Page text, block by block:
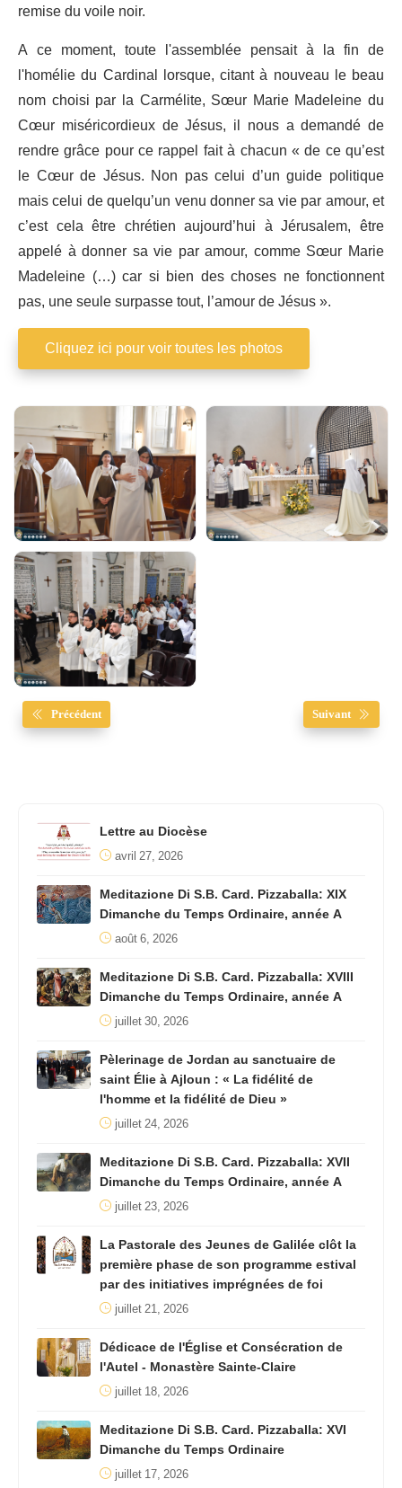
remise du voile noir.
A ce moment, toute l'assemblée pensait à la fin de
l'homélie du Cardinal lorsque, citant à nouveau le beau
nom choisi par la Carmélite, Sœur Marie Madeleine du
Cœur miséricordieux de Jésus, il nous a demandé de
rendre grâce pour ce rappel fait à chacun « de ce qu’est
le Cœur de Jésus. Non pas celui d’un guide politique
mais celui de quelqu’un venu donner sa vie par amour, et
c’est cela être chrétien aujourd’hui à Jérusalem, être
appelé à donner sa vie par amour, comme Sœur Marie
Madeleine (…) car si bien des choses ne fonctionnent
pas, une seule surpasse tout, l’amour de Jésus ».
Cliquez ici pour voir toutes les photos
Précédent Suivant
Lettre au Diocèse
avril 27, 2026
Meditazione Di S.B. Card. Pizzaballa: XIX
Dimanche du Temps Ordinaire, année A
août 6, 2026
Meditazione Di S.B. Card. Pizzaballa: XVIII
Dimanche du Temps Ordinaire, année A
juillet 30, 2026
Pèlerinage de Jordan au sanctuaire de
saint Élie à Ajloun : « La fidélité de
l'homme et la fidélité de Dieu »
juillet 24, 2026
Meditazione Di S.B. Card. Pizzaballa: XVII
Dimanche du Temps Ordinaire, année A
juillet 23, 2026
La Pastorale des Jeunes de Galilée clôt la
première phase de son programme estival
par des initiatives imprégnées de foi
juillet 21, 2026
Dédicace de l'Église et Consécration de
l'Autel - Monastère Sainte-Claire
juillet 18, 2026
Meditazione Di S.B. Card. Pizzaballa: XVI
Dimanche du Temps Ordinaire
juillet 17, 2026